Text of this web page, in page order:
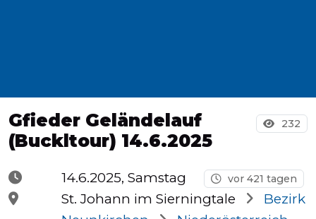
Wien
Virtuelle
Gfieder Geländelauf
(Buckltour) 14.6.2025
232
14.6.2025, Samstag vor 421 tagen
St. Johann im Sierningtale
Bezirk